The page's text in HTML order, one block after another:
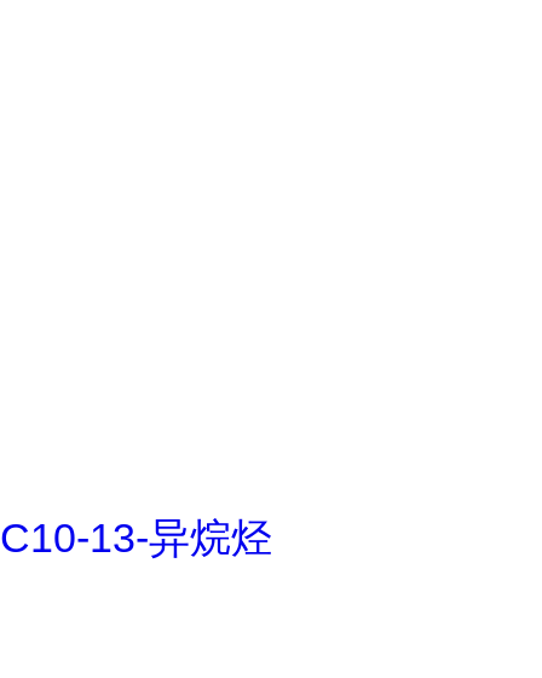
C10-13-异烷烃